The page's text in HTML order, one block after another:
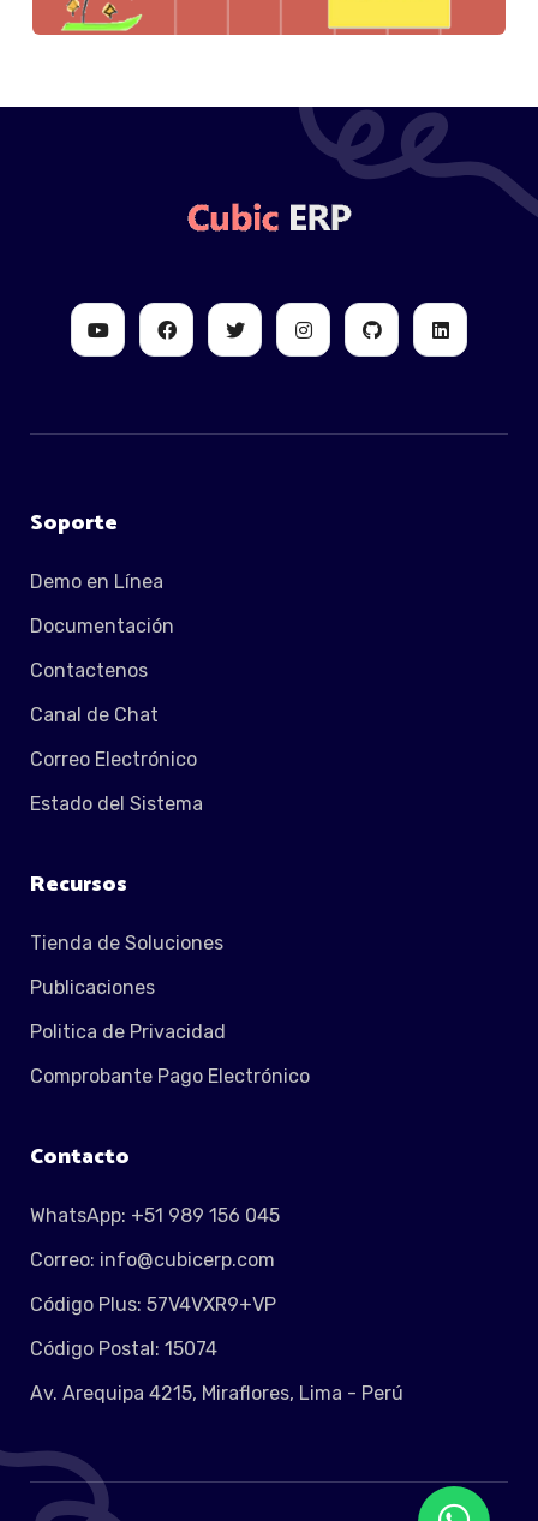
Soporte
Demo en Línea
Documentación
Contactenos
Canal de Chat
Correo Electrónico
Estado del Sistema
Recursos
Tienda de Soluciones
Publicaciones
Politica de Privacidad
Comprobante Pago Electrónico
Contacto
WhatsApp: +51 989 156 045
Correo: info@cubicerp.com
Código Plus: 57V4VXR9+VP
Código Postal: 15074
Av. Arequipa 4215, Miraflores, Lima - Perú